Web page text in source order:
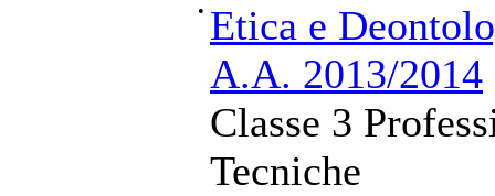
• Etica e
A.A. 2013/2014
Classe 3
Tecniche